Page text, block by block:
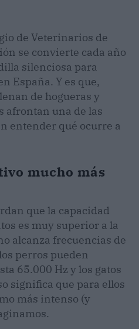
de Veterinarios de
se convierte cada año
silenciosa para
España. Y es que,
de hogueras y
afrontan una de las
entender qué ocurre a
mucho más
que la capacidad
es muy superior a la
alcanza frecuencias de
perros pueden
65.000 Hz y los gatos
significa que para ellos
más intenso (y